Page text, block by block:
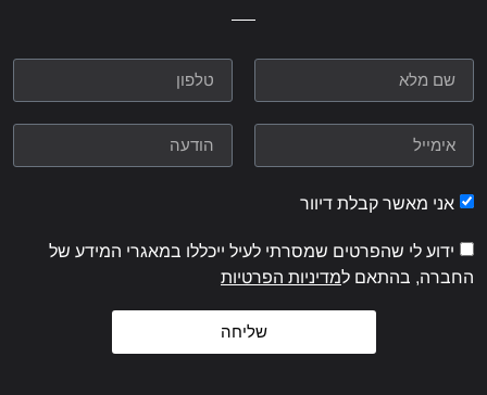
אני מאשר קבלת דיוור
ידוע לי שהפרטים שמסרתי לעיל ייכללו במאגרי המידע של
החברה, בהתאם למדיניות הפרטיות
שליחה